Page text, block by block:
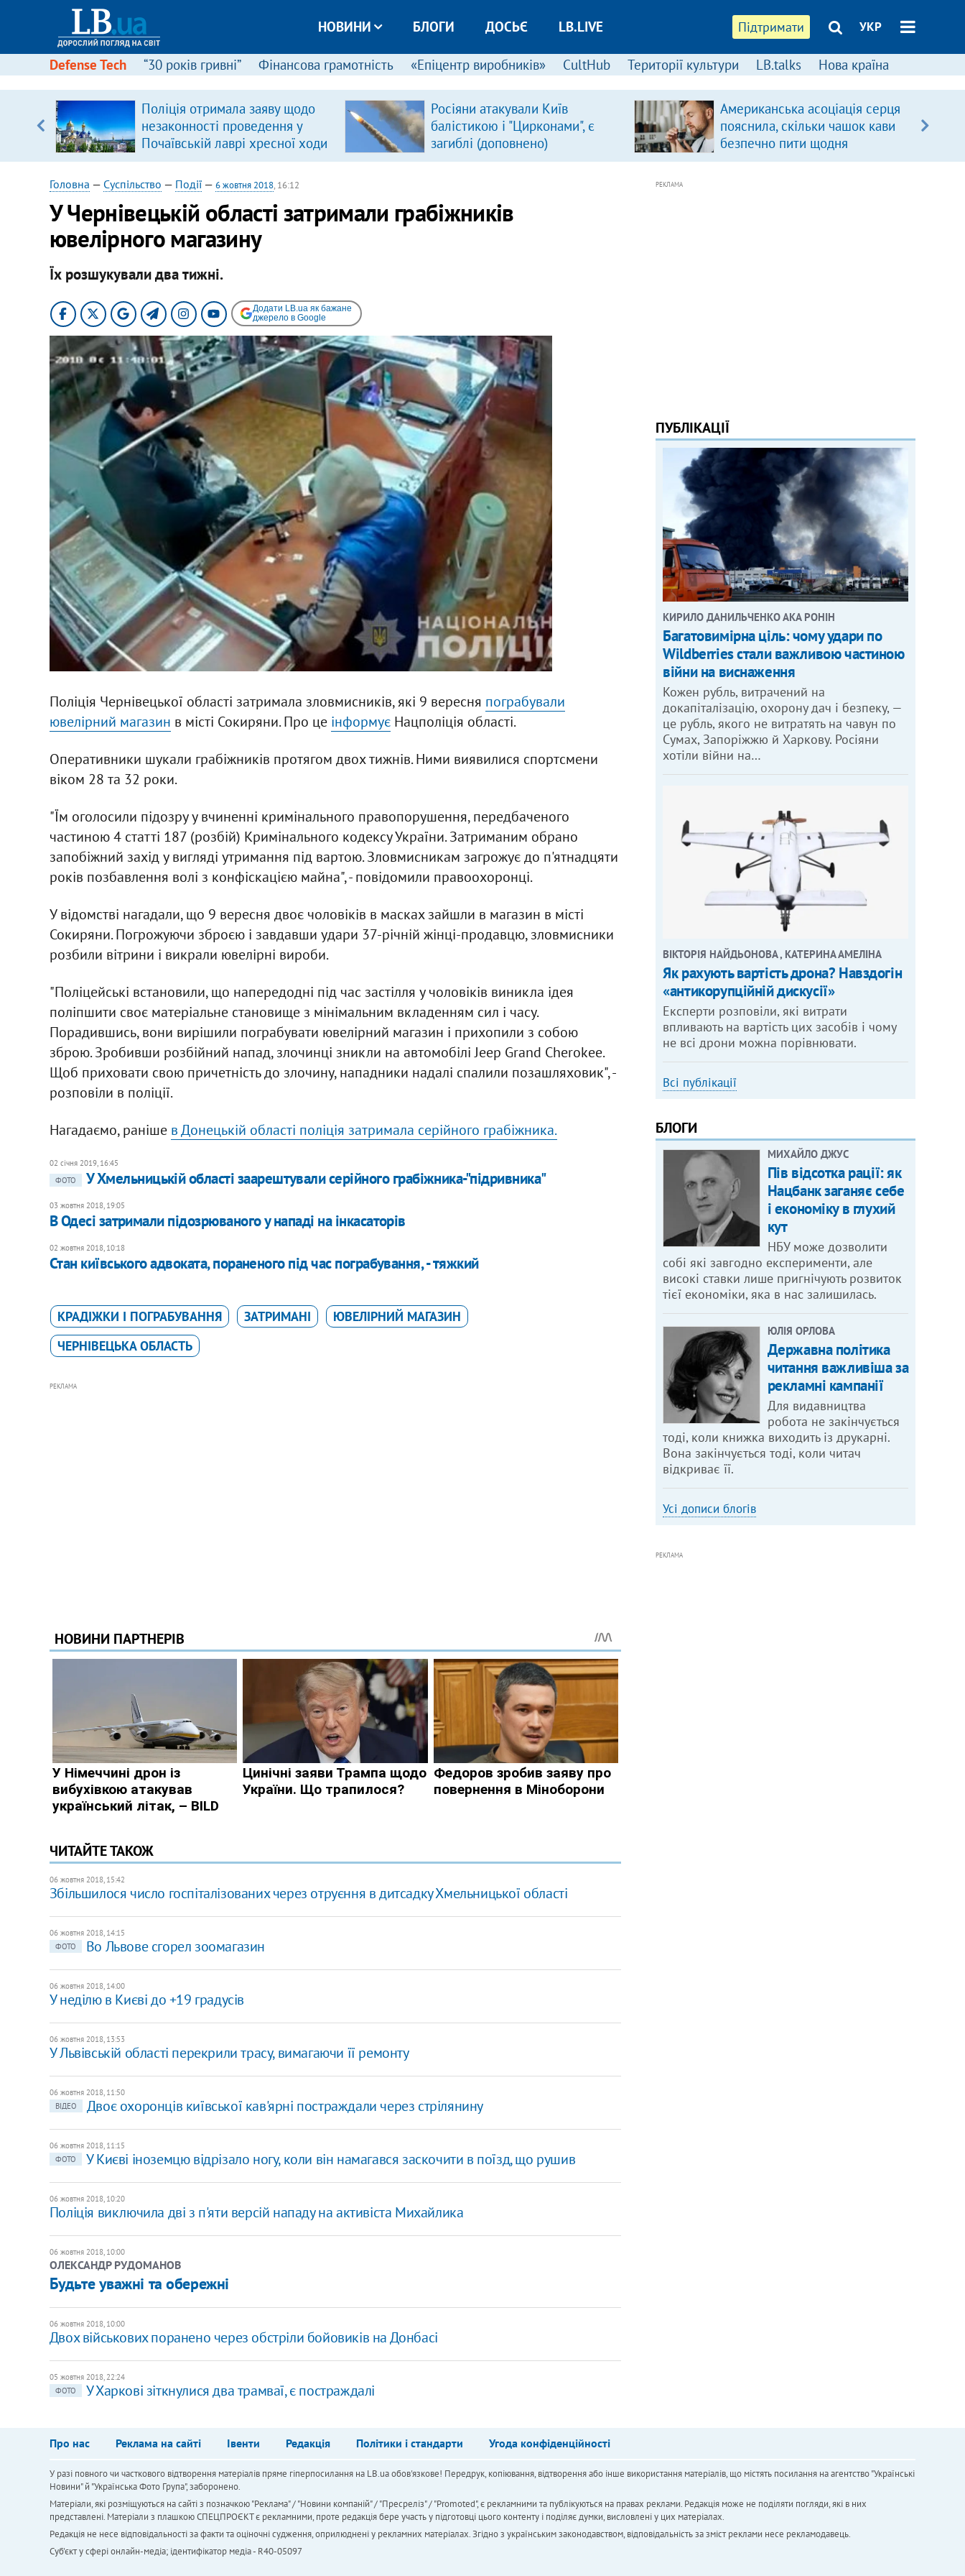
Підтримати УКР
НОВИНИ БЛОГИ ДОСЬЄ LB.LIVE
Defense Tech “30 років гривні” Фінансова грамотність «Епіцентр виробників» CultHub Території культури LB.talks Нова країна
Поліція отримала заяву щодо
незаконності проведення у
Почаївській лаврі хресної ходи
Росіяни атакували Київ
балістикою і "Цирконами", є
загиблі (доповнено)
Американська асоціація серця
пояснила, скільки чашок кави
безпечно пити щодня
Головна — Суспільство — Події— 6 жовтня 2018, 16:12
У Чернівецькій області затримали грабіжників
ювелірного магазину
Їх розшукували два тижні.
Додати LB.ua як бажане
джерело в Google
Поліція Чернівецької області затримала зловмисників, які 9 вересня пограбували
ювелірний магазин в місті Сокиряни. Про це інформуєНацполіція області.
Оперативники шукали грабіжників протягом двох тижнів. Ними виявилися спортсмени
віком 28 та 32 роки.
"Їм оголосили підозру у вчиненні кримінального правопорушення, передбаченого
частиною 4 статті 187 (розбій) Кримінального кодексу України. Затриманим обрано
запобіжний захід у вигляді утримання під вартою. Зловмисникам загрожує до п'ятнадцяти
років позбавлення волі з конфіскацією майна", - повідомили правоохоронці.
У відомстві нагадали, що 9 вересня двоє чоловіків в масках зайшли в магазин в місті
Сокиряни. Погрожуючи зброєю і завдавши удари 37-річній жінці-продавцю, зловмисники
розбили вітрини і викрали ювелірні вироби.
"Поліцейські встановили, що напередодні під час застілля у чоловіків виникла ідея
поліпшити своє матеріальне становище з мінімальним вкладенням сил і часу.
Порадившись, вони вирішили пограбувати ювелірний магазин і прихопили з собою
зброю. Зробивши розбійний напад, злочинці зникли на автомобілі Jeep Grand Cherokee.
Щоб приховати свою причетність до злочину, нападники надалі спалили позашляховик", -
розповіли в поліції.
Нагадаємо, раніше в Донецькій області поліція затримала серійного грабіжника.
02 січня 2019, 16:45
ФОТО
У Хмельницькій області заарештували серійного грабіжника-"підривника"
03 жовтня 2018, 19:05
В Одесі затримали підозрюваного у нападі на інкасаторів
02 жовтня 2018, 10:18
Стан київського адвоката, пораненого під час пограбування, - тяжкий
КРАДІЖКИ І ПОГРАБУВАННЯ ЗАТРИМАНІ
ЮВЕЛІРНИЙ МАГАЗИН
ЧЕРНІВЕЦЬКА ОБЛАСТЬ
РЕКЛАМА
ЧИТАЙТЕ ТАКОЖ
06 жовтня 2018, 15:42
Збільшилося число госпіталізованих через отруєння в дитсадку Хмельницької області
06 жовтня 2018, 14:15
ФОТО
Во Львове сгорел зоомагазин
06 жовтня 2018, 14:00
У неділю в Києві до +19 градусів
06 жовтня 2018, 13:53
У Львівській області перекрили трасу, вимагаючи її ремонту
06 жовтня 2018, 11:50
ВІДЕО
Двоє охоронців київської кав'ярні постраждали через стрілянину
06 жовтня 2018, 11:15
ФОТО
У Києві іноземцю відрізало ногу, коли він намагався заскочити в поїзд, що рушив
06 жовтня 2018, 10:20
Поліція виключила дві з п'яти версій нападу на активіста Михайлика
06 жовтня 2018, 10:00
ОЛЕКСАНДР РУДОМАНОВ
Будьте уважні та обережні
06 жовтня 2018, 10:00
Двох військових поранено через обстріли бойовиків на Донбасі
05 жовтня 2018, 22:24
ФОТО
У Харкові зіткнулися два трамваї, є постраждалі
РЕКЛАМА
ПУБЛІКАЦІЇ
КИРИЛО ДАНИЛЬЧЕНКО АКА РОНІН
Багатовимірна ціль: чому удари по
Wildberries стали важливою частиною
війни на виснаження
Кожен рубль, витрачений на
докапіталізацію, охорону дач і безпеку, —
це рубль, якого не витратять на чавун по
Сумах, Запоріжжю й Харкову. Росіяни
хотіли війни на…
ВІКТОРІЯ НАЙДЬОНОВА , КАТЕРИНА АМЕЛІНА
Як рахують вартість дрона? Навздогін
«антикорупційній дискусії»
Експерти розповіли, які витрати
впливають на вартість цих засобів і чому
не всі дрони можна порівнювати.
Всі публікації
БЛОГИ
МИХАЙЛО ДЖУС
Пів відсотка рації: як
Нацбанк заганяє себе
і економіку в глухий
кут
НБУ може дозволити
собі які завгодно експерименти, але
високі ставки лише пригнічують розвиток
тієї економіки, яка в нас залишилась.
ЮЛІЯ ОРЛОВА
Державна політика
читання важливіша за
рекламні кампанії
Для видавництва
робота не закінчується
тоді, коли книжка виходить із друкарні.
Вона закінчується тоді, коли читач
відкриває її.
Усі дописи блогів
РЕКЛАМА
Про нас Реклама на сайті Івенти Редакція Політики і стандарти Угода конфіденційності
У разі повного чи часткового відтворення матеріалів пряме гіперпосилання на LB.ua обов'язкове! Передрук, копіювання, відтворення або інше використання матеріалів, що містять посилання на агентство "Українськi
Новини" й "Українська Фото Група", заборонено.
Матеріали, які розміщуються на сайті з позначкою "Реклама" / "Новини компаній" / "Пресреліз" / "Promoted", є рекламними та публікуються на правах реклами. Редакція може не поділяти погляди, які в них
представлені. Матеріали з плашкою СПЕЦПРОЄКТ є рекламними, проте редакція бере участь у підготовці цього контенту і поділяє думки, висловлені у цих матеріалах.
Редакція не несе відповідальності за факти та оціночні судження, оприлюднені у рекламних матеріалах. Згідно з українським законодавством, відповідальність за зміст реклами несе рекламодавець.
Cуб'єкт у сфері онлайн-медіа; ідентифікатор медіа - R40-05097